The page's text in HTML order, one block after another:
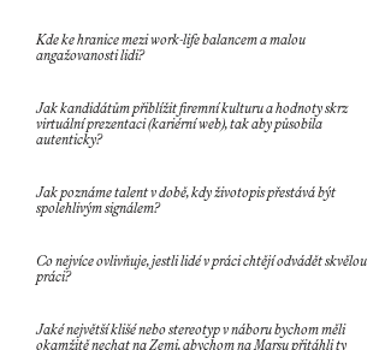
Kde ke hranice mezi work-life balancem a malou
angažovanosti lidi?
Jak kandidátům přiblížit firemní kulturu a hodnoty skrz
virtuální prezentaci (kariérní web), tak aby působila
autenticky?
Jak poznáme talent v době, kdy životopis přestává být
spolehlivým signálem?
Co nejvíce ovlivňuje, jestli lidé v práci chtějí odvádět skvělou
práci?
Jaké největší klišé nebo stereotyp v náboru bychom měli
okamžitě nechat na Zemi, abychom na Marsu přitáhli ty